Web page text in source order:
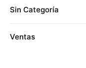
Sin Categoría
Ventas